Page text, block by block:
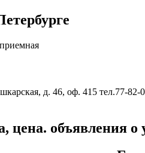
д. 46, оф. 415 тел.77-82-
цена. объявления